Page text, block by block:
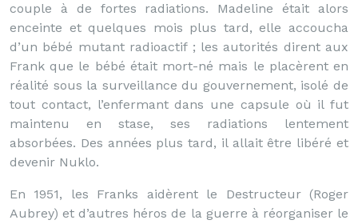
couple à de fortes radiations. Madeline était alors
enceinte et quelques mois plus tard, elle accoucha
d’un bébé mutant radioactif ; les autorités dirent aux
Frank que le bébé était mort-né mais le placèrent en
réalité sous la surveillance du gouvernement, isolé de
tout contact, l’enfermant dans une capsule où il fut
maintenu en stase, ses radiations lentement
absorbées. Des années plus tard, il allait être libéré et
devenir Nuklo.
En 1951, les Franks aidèrent le Destructeur (Roger
Aubrey) et d’autres héros de la guerre à réorganiser le